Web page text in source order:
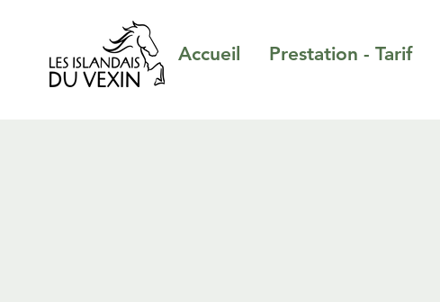
Accueil Prestation - Tarif